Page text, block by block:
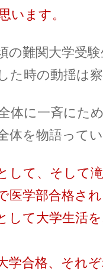
います。
の難関大学受
た時の動揺は
体に一斉にた
体を物語って
して、そして
医学部合格さ
して大学生活
学合格、それ